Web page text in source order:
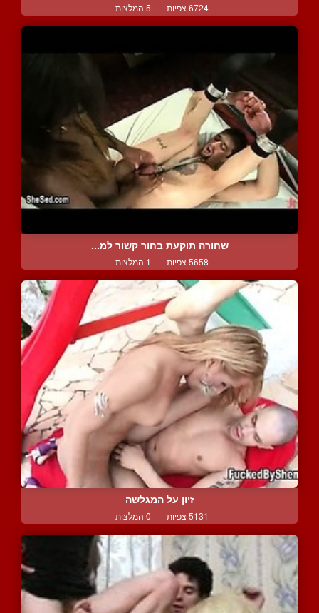
6724 צפיות | 5 המלצות
שחורה תוקעת בחור קשור למ...
5658 צפיות | 1 המלצות
זיון על המגלשה
5131 צפיות | 0 המלצות